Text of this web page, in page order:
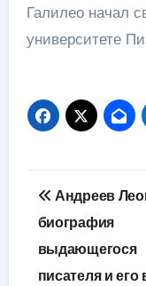
Галилео начал
университете
по
записям
Андреев
биография
выдающегося
писателя и его